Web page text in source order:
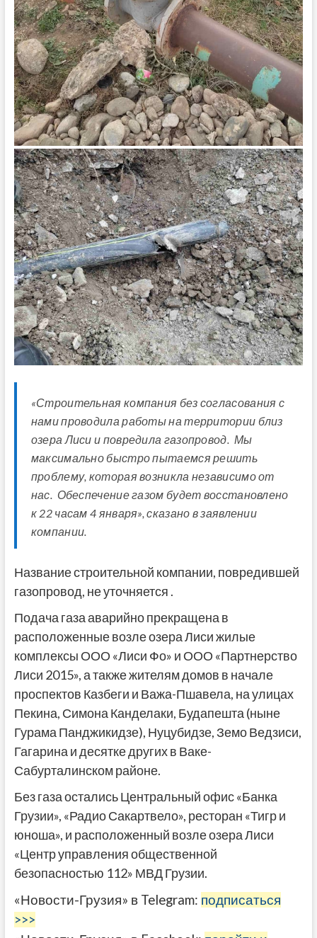
«Строительная компания без согласования с
нами проводила работы на территории близ
озера Лиси и повредила газопровод. Мы
максимально быстро пытаемся решить
проблему, которая возникла независимо от
нас. Обеспечение газом будет восстановлено
к 22 часам 4 января», сказано в заявлении
компании.
Название строительной компании, повредившей
газопровод, не уточняется .
Подача газа аварийно прекращена в
расположенные возле озера Лиси жилые
комплексы ООО «Лиси Фо» и ООО «Партнерство
Лиси 2015», а также жителям домов в начале
проспектов Казбеги и Важа-Пшавела, на улицах
Пекина, Симона Канделаки, Будапешта (ныне
Гурама Панджикидзе), Нуцубидзе, Земо Ведзиси,
Гагарина и десятке других в Ваке-
Сабурталинском районе.
Без газа остались Центральный офис «Банка
Грузии», «Радио Сакартвело», ресторан «Тигр и
юноша», и расположенный возле озера Лиси
«Центр управления общественной
безопасностью 112» МВД Грузии.
«Новости-Грузия» в Telegram: подписаться
>>>